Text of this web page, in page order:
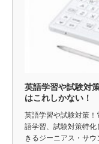
英語学習や試験対
はこれしかない！
英語学習や試験対策
語学習、試験対策特
きるジーニアス・サウ